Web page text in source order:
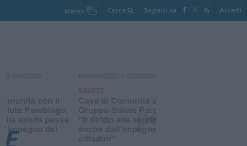
Meteo Cerca Seguici su Accedi